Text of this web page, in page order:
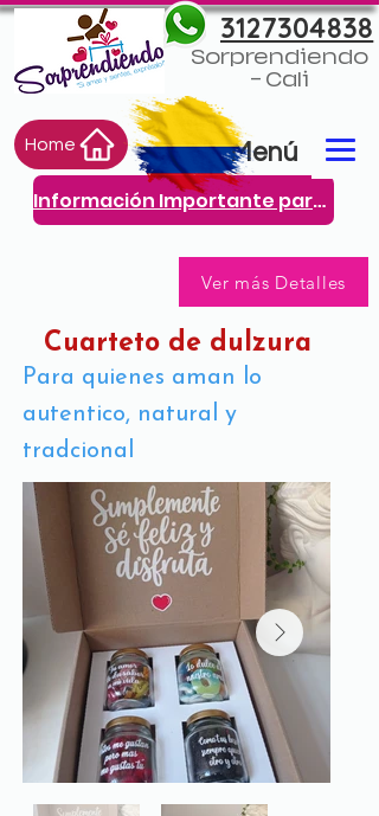
Home
3127304838
Menú
Información Importante para ti
Sorprendiendo
- Cali
Ver más Detalles
Cuarteto de dulzura
Para quienes aman lo
autentico, natural y
tradcional